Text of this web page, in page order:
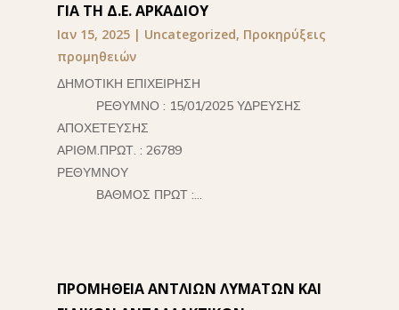
ΓΙΑ ΤΗ Δ.Ε. ΑΡΚΑΔΙΟΥ
Ιαν 15, 2025| Uncategorized, Προκηρύξεις
προμηθειών
ΔΗΜΟΤΙΚΗ ΕΠΙΧΕΙΡΗΣΗ
ΡΕΘΥΜΝΟ : 15/01/2025 ΥΔΡΕΥΣΗΣ
ΑΠΟΧΕΤΕΥΣΗΣ
ΑΡΙΘΜ.ΠΡΩΤ. : 26789
ΡΕΘΥΜΝΟΥ
ΒΑΘΜΟΣ ΠΡΩΤ :...
ΠΡΟΜΗΘΕΙΑ ΑΝΤΛΙΩΝ ΛΥΜΑΤΩΝ ΚΑΙ